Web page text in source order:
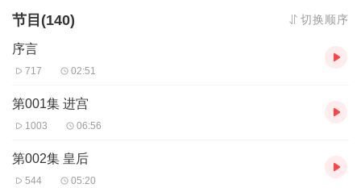
节目(140) 切换顺序
序言
717 02:51
第001集 进宫
1003 06:56
第002集 皇后
544 05:20